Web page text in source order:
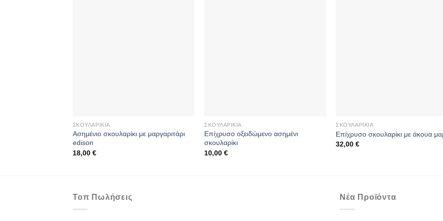
ΣΚΟΥΛΑΡΊΚΙΑ
Aσημένιο σκουλαρίκι με μαργαριτάρι
edison
18,00 €
ΣΚΟΥΛΑΡΊΚΙΑ
Επίχρυσο οξειδώμενο ασημένι
σκουλαρίκι
10,00€
ΣΚΟΥΛΑΡΊΚΙΑ
Επίχρυσο σκουλαρίκι με άκουα
32,00€
Τοπ Πωλήσεις Νέα Προϊόντα